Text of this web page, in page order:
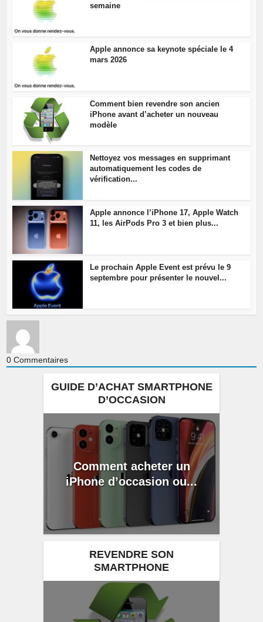
semaine
Apple annonce sa keynote spéciale le 4
mars 2026
Comment bien revendre son ancien
iPhone avant d’acheter un nouveau
modèle
Nettoyez vos messages en supprimant
automatiquement les codes de
vérification...
Apple annonce l’iPhone 17, Apple Watch
11, les AirPods Pro 3 et bien plus...
Le prochain Apple Event est prévu le 9
septembre pour présenter le nouvel...
0 Commentaires
GUIDE D’ACHAT SMARTPHONE
D’OCCASION
Comment acheter un
iPhone d’occasion ou...
REVENDRE SON
SMARTPHONE